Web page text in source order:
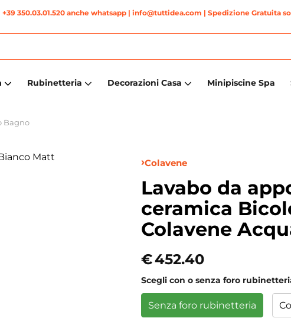
+39 350.03.01.520 anche whatsapp| info@tuttidea.com | Spedizione Gratuita
Rubinetteria Decorazioni Casa Minipiscine Spa
Bagno
Colavene
Lavabo da
ceramica
Colavene
€452.40
Scegli con o senza foro
Senza foro rubinetteria